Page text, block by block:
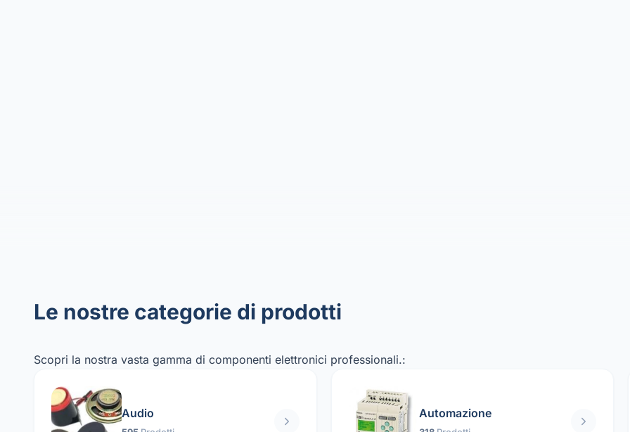
Le nostre categorie di prodotti
Scopri la nostra vasta gamma di componenti elettronici professionali.:
Audio Automazione